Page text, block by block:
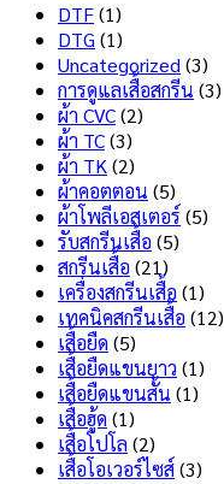
DTF(1)
DTG (1)
Uncategorized (3)
การดูแลเสื้อสกรีน (3)
ผ้า CVC(2)
ผ้า TC(3)
ผ้า TK (2)
ผ้าคอตตอน (5)
ผ้าโพลีเอสเตอร์ (5)
รับสกรีนเสื้อ (5)
สกรีนเสื้อ (21)
เครื่องสกรีนเสื้อ (1)
เทคนิคสกรีนเสื้อ (12)
เสื้อยืด (5)
เสื้อยืดแขนยาว (1)
เสื้อยืดแขนสั้น (1)
เสื้อฮู้ด (1)
เสื้อโปโล (2)
เสื้อโอเวอร์ไซส์(3)